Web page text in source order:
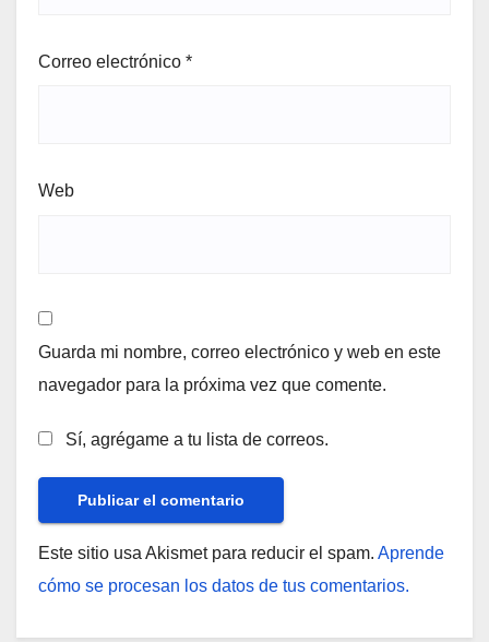
Correo electrónico *
Web
Guarda mi nombre, correo electrónico y web en este
navegador para la próxima vez que comente.
Sí, agrégame a tu lista de correos.
Este sitio usa Akismet para reducir el spam. Aprende
cómo se procesan los datos de tus comentarios.